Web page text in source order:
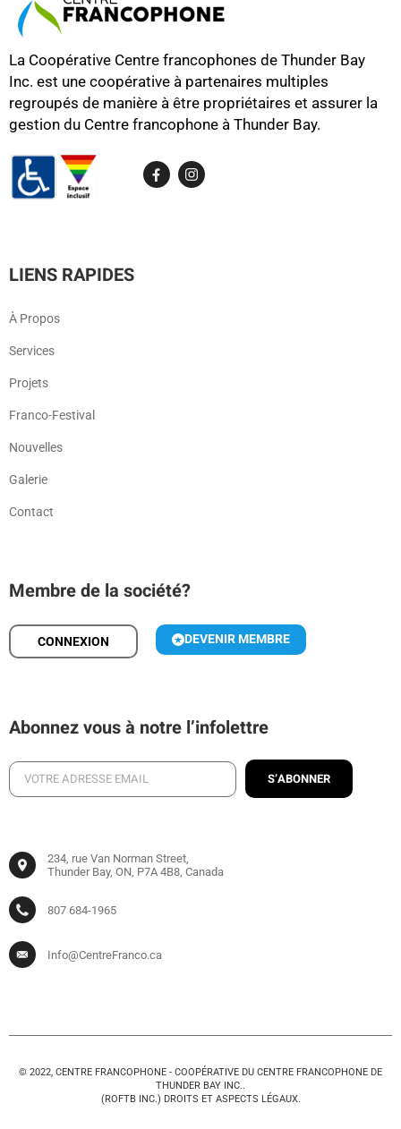
La Coopérative Centre francophones de Thunder Bay
Inc. est une coopérative à partenaires multiples
regroupés de manière à être propriétaires et assurer la
gestion du Centre francophone à Thunder Bay.
LIENS RAPIDES
À Propos
Services
Projets
Franco-Festival
Nouvelles
Galerie
Contact
Membre de la société?
CONNEXION DEVENIR MEMBRE
Abonnez vous à notre l’infolettre
S’ABONNER
234, rue Van Norman Street,
Thunder Bay, ON, P7A 4B8, Canada
807 684-1965
Info@CentreFranco.ca
© 2022, CENTRE FRANCOPHONE - COOPÉRATIVE DU CENTRE FRANCOPHONE DE
THUNDER BAY INC..
(ROFTB INC.) DROITS ET ASPECTS LÉGAUX.